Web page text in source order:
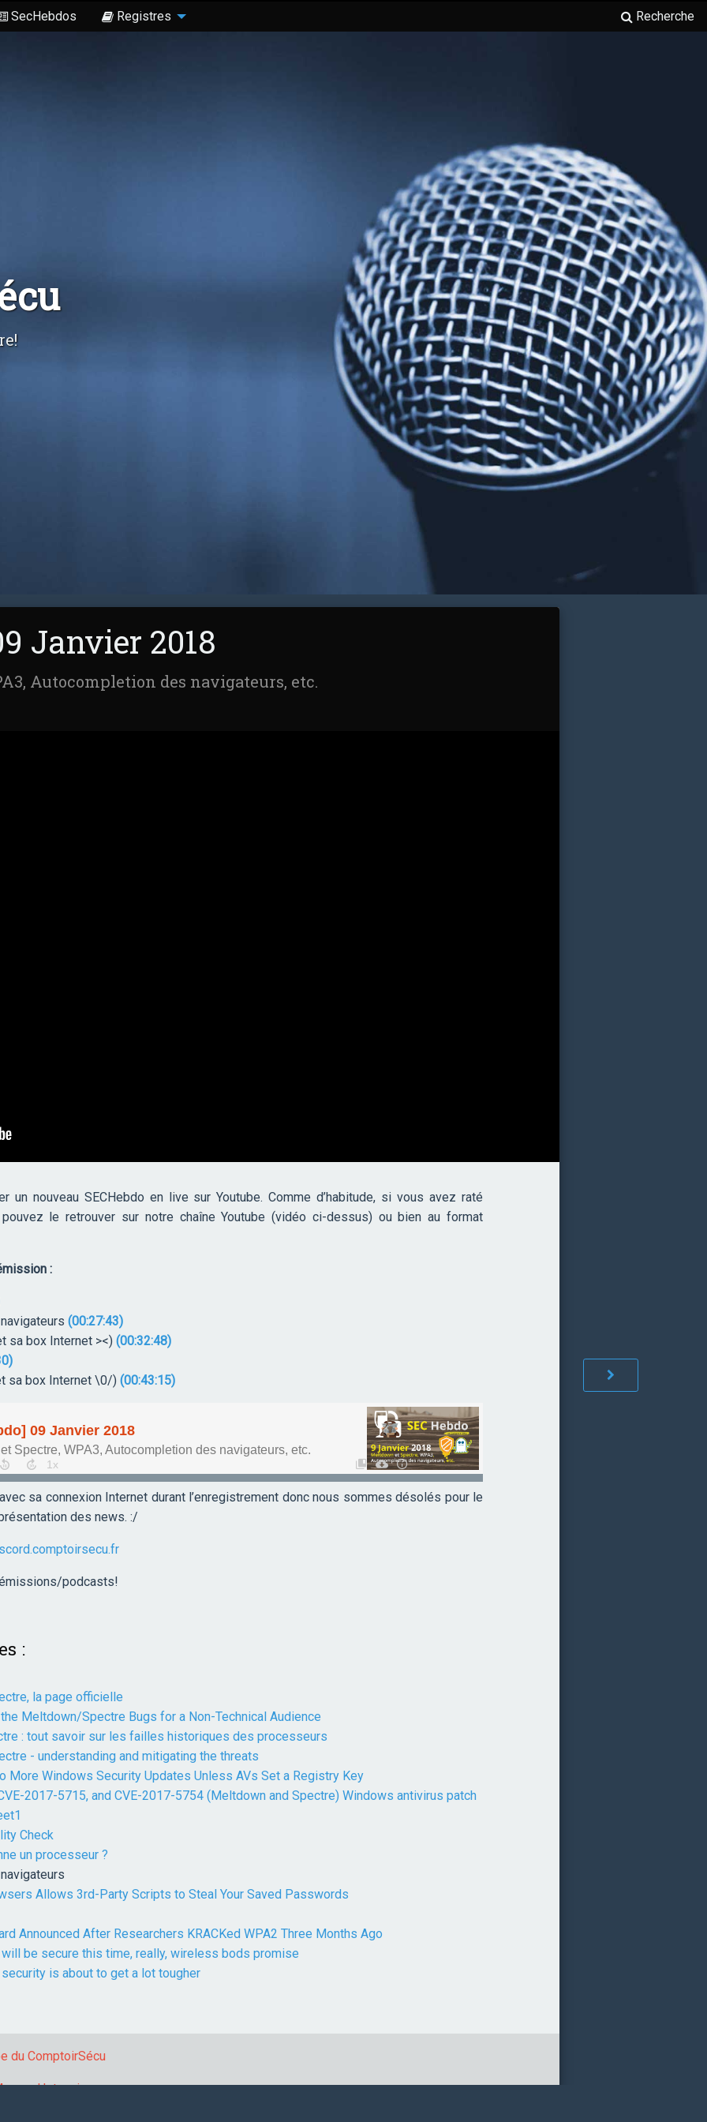
SecHebdos Registres Recherche
Janvier 2018
Autocompletion des navigateurs, etc.
un nouveau SECHebdo en live sur Youtube. Comme d’habitude, si vous avez raté
pouvez le retrouver sur notre chaîne Youtube (vidéo ci-dessus) ou bien au format
:
(00:27:43)
sa box Internet ><) (00:32:48)
sa box Internet \0/) (00:43:15)
sa connexion Internet durant l’enregistrement donc nous sommes désolés pour le
des news. :/
podcasts!
:
la page officielle
Meltdown/Spectre Bugs for a Non-Technical Audience
: tout savoir sur les failles historiques des processeurs
- understanding and mitigating the threats
More Windows Security Updates Unless AVs Set a Registry Key
2017-5715, and CVE-2017-5754 (Meltdown and Spectre) Windows antivirus patch
Check
un processeur ?
Allows 3rd-Party Scripts to Steal Your Saved Passwords
Announced After Researchers KRACKed WPA2 Three Months Ago
will be secure this time, really, wireless bods promise
is about to get a lot tougher
du ComptoirSécu
Hotonnier.